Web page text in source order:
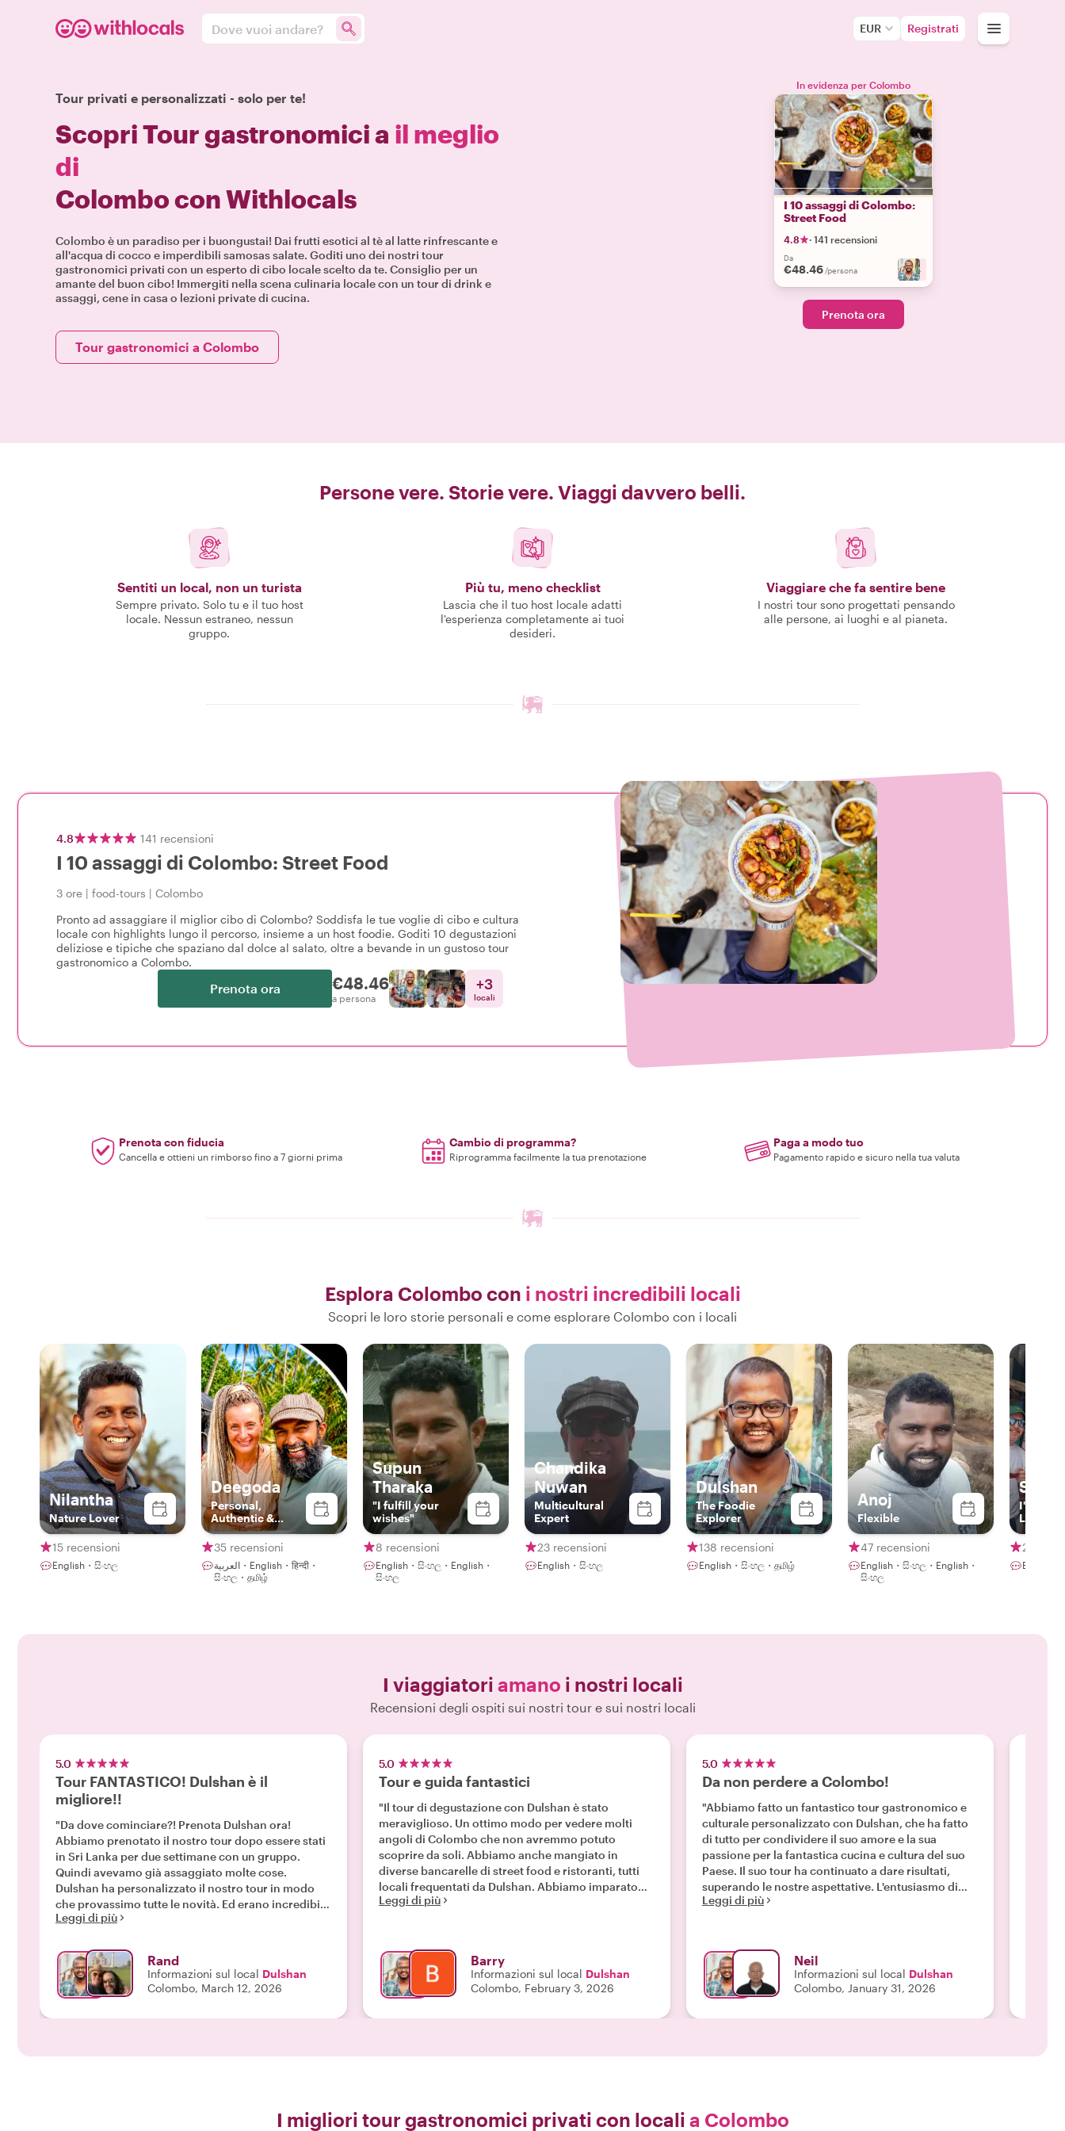
Dove vuoi andare? EUR Registrati
Tour privati e personalizzati - solo per te!
Scopri Tour gastronomici a il meglio
di
Colombo con Withlocals
Colombo è un paradiso per i buongustai! Dai frutti esotici al tè al latte rinfrescante e
all'acqua di cocco e imperdibili samosas salate. Goditi uno dei nostri tour
gastronomici privati con un esperto di cibo locale scelto da te. Consiglio per un
amante del buon cibo! Immergiti nella scena culinaria locale con un tour di drink e
assaggi, cene in casa o lezioni private di cucina.
Tour gastronomici a Colombo
In evidenza per Colombo
I 10 assaggi di Colombo:
Street Food
4.8 · 141 recensioni
Da
€48.46 /persona +4
Prenota ora
Persone vere. Storie vere. Viaggi davvero belli.
Sentiti un local, non un turista
Sempre privato. Solo tu e il tuo host
locale. Nessun estraneo, nessun
gruppo.
Più tu, meno checklist
Lascia che il tuo host locale adatti
l'esperienza completamente ai tuoi
desideri.
Viaggiare che fa sentire bene
I nostri tour sono progettati pensando
alle persone, ai luoghi e al pianeta.
4.8 141 recensioni
I 10 assaggi di Colombo: Street Food
3 ore | food-tours | Colombo
Pronto ad assaggiare il miglior cibo di Colombo? Soddisfa le tue voglie di cibo e cultura
locale con highlights lungo il percorso, insieme a un host foodie. Goditi 10 degustazioni
deliziose e tipiche che spaziano dal dolce al salato, oltre a bevande in un gustoso tour
gastronomico a Colombo.
Prenota ora €48.46
a persona
+3
locali
Prenota con fiducia
Cancella e ottieni un rimborso fino a 7 giorni prima
Cambio di programma?
Riprogramma facilmente la tua prenotazione
Paga a modo tuo
Pagamento rapido e sicuro nella tua valuta
Esplora Colombo con i nostri incredibili locali
Scopri le loro storie personali e come esplorare Colombo con i locali
Nilantha
Nature Lover
15 recensioni
English・සිංහල
Deegoda
Personal,
Authentic &
Sustainable
Experience in
Ceylon with
Deegoda
35 recensioni
العربية・English・हिन्दी・
සිංහල・தமிழ்
Supun
Tharaka
"I fulfill your
wishes"
8 recensioni
English・සිංහල・English・
සිංහල
Chandika
Nuwan
Multicultural
Expert
23 recensioni
English・සිංහල
Dulshan
The Foodie
Explorer
138 recensioni
English・සිංහල・தமிழ்
Anoj
Flexible
47 recensioni
English・සිංහල・English・
සිංහල
Siva
I'm a
Lover
21
English
I viaggiatori amano i nostri locali
Recensioni degli ospiti sui nostri tour e sui nostri locali
5.0
Tour FANTASTICO! Dulshan è il
migliore!!
"Da dove cominciare?! Prenota Dulshan ora!
Abbiamo prenotato il nostro tour dopo essere stati
in Sri Lanka per due settimane con un gruppo.
Quindi avevamo già assaggiato molte cose.
Dulshan ha personalizzato il nostro tour in modo
che provassimo tutte le novità. Ed erano incredibili,
deliziose. Oltre alla parte gastronomica del tour,
altrimenti ci saremmo persi. La sua conoscenza e la
sua passione sono meravigliosamente contagiose.
E ha anche un fantastico senso dell'umorismo. Non
posso che parlarne bene. Ho fatto molti tour
Leggi di più
Rand
Informazioni sul local Dulshan
Colombo, March 12, 2026
5.0
Tour e guida fantastici
"Il tour di degustazione con Dulshan è stato
meraviglioso. Un ottimo modo per vedere molti
angoli di Colombo che non avremmo potuto
scoprire da soli. Abbiamo anche mangiato in
diverse bancarelle di street food e ristoranti, tutti
locali frequentati da Dulshan. Abbiamo imparato
molto sullo Sri Lanka in generale e Dulshan ci ha
Leggi di più
Barry
Informazioni sul local Dulshan
Colombo, February 3, 2026
5.0
Da non perdere a Colombo!
"Abbiamo fatto un fantastico tour gastronomico e
culturale personalizzato con Dulshan, che ha fatto
di tutto per condividere il suo amore e la sua
passione per la fantastica cucina e cultura del suo
Paese. Il suo tour ha continuato a dare risultati,
superando le nostre aspettative. L'entusiasmo di
Dulshan era assolutamente contagioso e ci siamo
Leggi di più
Neil
Informazioni sul local Dulshan
Colombo, January 31, 2026
I migliori tour gastronomici privati con locali a Colombo